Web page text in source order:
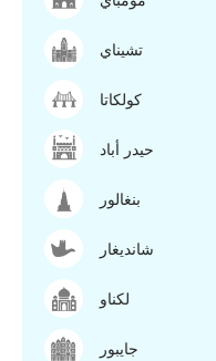
تشيناي
كولكاتا
حيدر أباد
بنغالور
شانديغار
لكناو
جايبور